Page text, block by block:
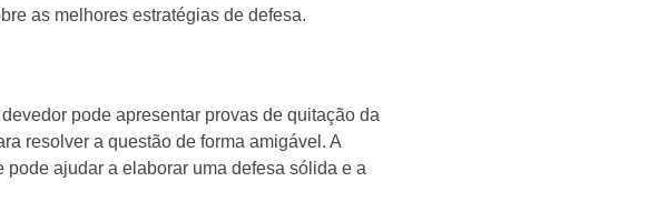
as melhores estratégias de defesa.
pode apresentar provas de quitação da
resolver a questão de forma amigável. A
ajudar a elaborar uma defesa sólida e a